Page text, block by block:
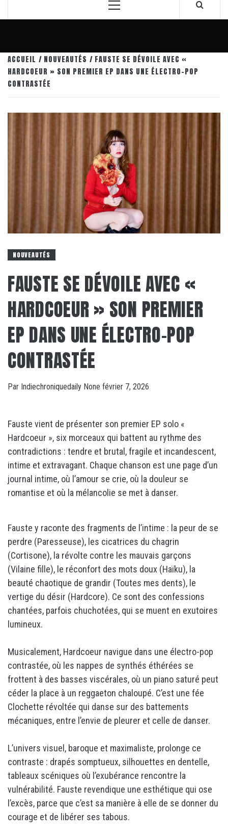
Menu
ACCUEIL NOUVEAUTÉS
FAUSTE SE DÉVOILE AVEC «
HARDCOEUR » SON PREMIER EP DANS UNE ÉLECTRO-POP
CONTRASTÉE
NOUVEAUTÉS
FAUSTE SE DÉVOILE AVEC «
HARDCOEUR » SON PREMIER
EP DANS UNE ÉLECTRO-POP
CONTRASTÉE
Par Indiechroniquedaily None février 7, 2026
Fauste vient de présenter son premier EP solo «
Hardcoeur », six morceaux qui battent au rythme des
contradictions : tendre et brutal, fragile et incandescent,
intime et extravagant. Chaque chanson est une page d’un
journal intime, où l’amour se crie, où la douleur se
romantise et où la mélancolie se met à danser.
Fauste y raconte des fragments de l’intime : la peur de se
perdre (Paresseuse), les cicatrices du chagrin
(Cortisone), la révolte contre les mauvais garçons
(Vilaine fille), le réconfort des mots doux (Haïku), la
beauté chaotique de grandir (Toutes mes dents), le
vertige du désir (Hardcore). Ce sont des confessions
chantées, parfois chuchotées, qui se muent en exutoires
lumineux.
Musicalement, Hardcoeur navigue dans une électro-pop
contrastée, où les nappes de synthés éthérées se
frottent à des basses viscérales, où un piano saturé peut
céder la place à un reggaeton chaloupé. C’est une fée
Clochette révoltée qui danse sur des battements
mécaniques, entre l’envie de pleurer et celle de danser.
L’univers visuel, baroque et maximaliste, prolonge ce
contraste : drapés somptueux, silhouettes en dentelle,
tableaux scéniques où l’exubérance rencontre la
vulnérabilité. Fauste revendique une esthétique qui ose
l’excès, parce que c’est sa manière à elle de se donner du
courage et de libérer ses tabous.